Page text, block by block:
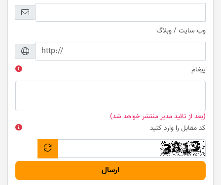
وب سایت / وبلاگ
پیغام
(بعد از تائید مدیر منتشر خواهد شد)
کد مقابل را وارد کنید
ارسال